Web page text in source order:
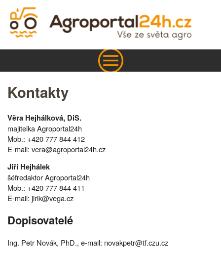
Kontakty
Věra Hejhálková, DiS.
majitelka Agroportal24h
Mob.: +420 777 844 412
E-mail: vera@agroportal24h.cz
Jiří Hejhálek
šéfredaktor Agroportal24h
Mob.: +420 777 844 411
E-mail: jirik@vega.cz
Dopisovatelé
Ing. Petr Novák, PhD., e-mail: novakpetr@tf.czu.cz